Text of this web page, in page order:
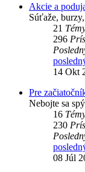
Akcie a
Súťaže,
21
296
14 Okt
Pre
Nebojte sa
16
230
08 Júl